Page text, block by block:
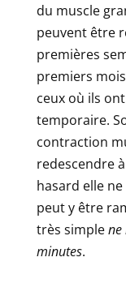
du muscle
peuvent être
premières
premiers
ceux où ils
temporaire.
contraction
redescendre
hasard elle
peut y être
très simplene
minutes.